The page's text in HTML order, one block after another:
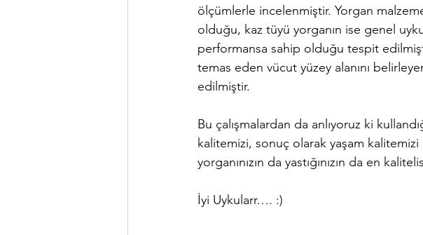
ölçümlerle incelenmiştir. Yorgan
olduğu, kaz tüyü yorganın ise genel
performansa sahip olduğu tespit
temas eden vücut yüzey alanını
edilmiştir.
Bu çalışmalardan da anlıyoruz ki
kalitemizi, sonuç olarak yaşam kalitemizi
yorganınızın da yastığınızın da en
İyi Uykularr…. :)